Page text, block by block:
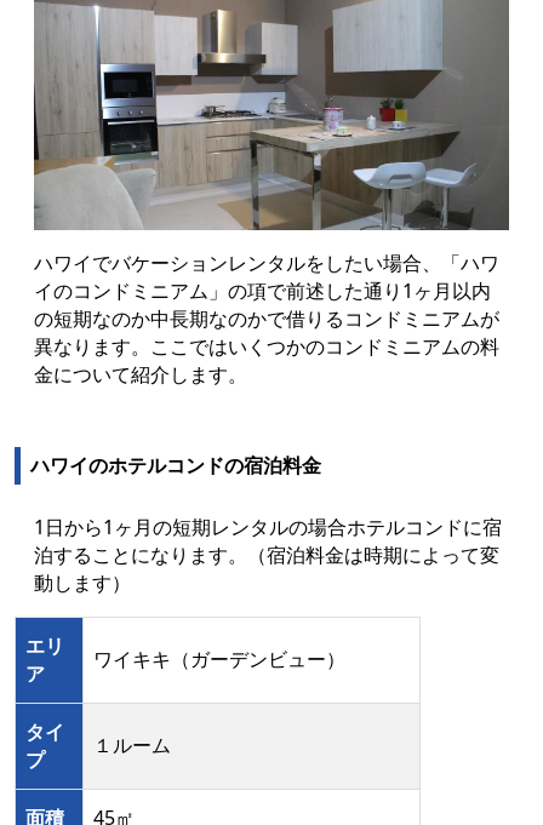
ハワイでバケーションレンタルをしたい場合、「ハワ
イのコンドミニアム」の項で前述した通り1ヶ月以内
の短期なのか中長期なのかで借りるコンドミニアムが
異なります。ここではいくつかのコンドミニアムの料
金について紹介します。
ハワイのホテルコンドの宿泊料金
1日から1ヶ月の短期レンタルの場合ホテルコンドに宿
泊することになります。（宿泊料金は時期によって変
動します）
エリ
ア
ワイキキ（ガーデンビュー）
タイ
プ
１ルーム
面積 45㎡